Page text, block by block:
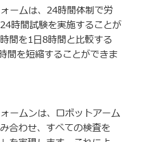
ームは、24時間体制で労
時間試験を実施することが
間を1日8時間と比較する
間を短縮することができま
ームンは、ロボットアーム
合わせ、すべての検査を